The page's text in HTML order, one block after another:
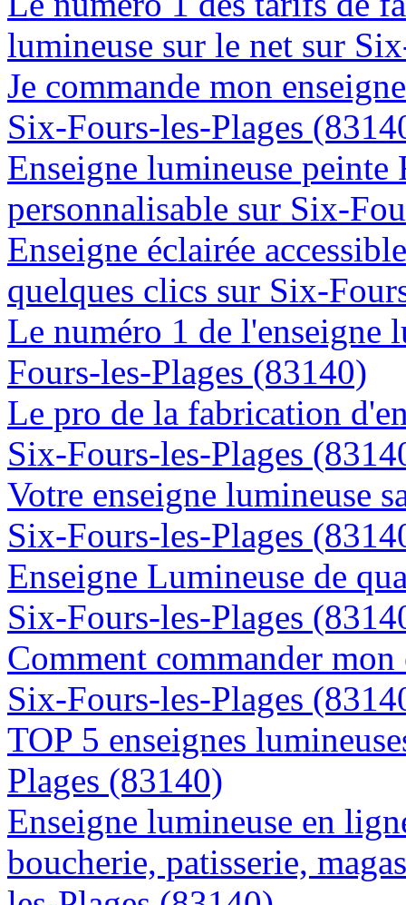
lumineuse sur le net sur
Je commande mon
Six-Fours-les-Plages
Enseigne lumineuse
personnalisable sur Six-
Enseigne éclairée
quelques clics sur Six-
Le numéro 1 de l'enseigne
Fours-les-Plages (83140)
Le pro de la fabrication
Six-Fours-les-Plages
Votre enseigne lumineuse
Six-Fours-les-Plages
Enseigne Lumineuse de
Six-Fours-les-Plages
Comment commander
Six-Fours-les-Plages
TOP 5 enseignes
Plages (83140)
Enseigne lumineuse en
boucherie, patisserie,